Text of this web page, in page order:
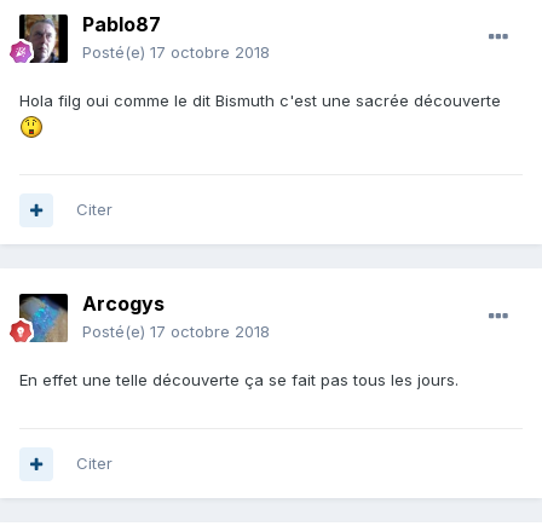
Pablo87
Posté(e) 17 octobre 2018
Hola filg oui comme le dit Bismuth c'est une sacrée découverte
Citer
Arcogys
Posté(e) 17 octobre 2018
En effet une telle découverte ça se fait pas tous les jours.
Citer